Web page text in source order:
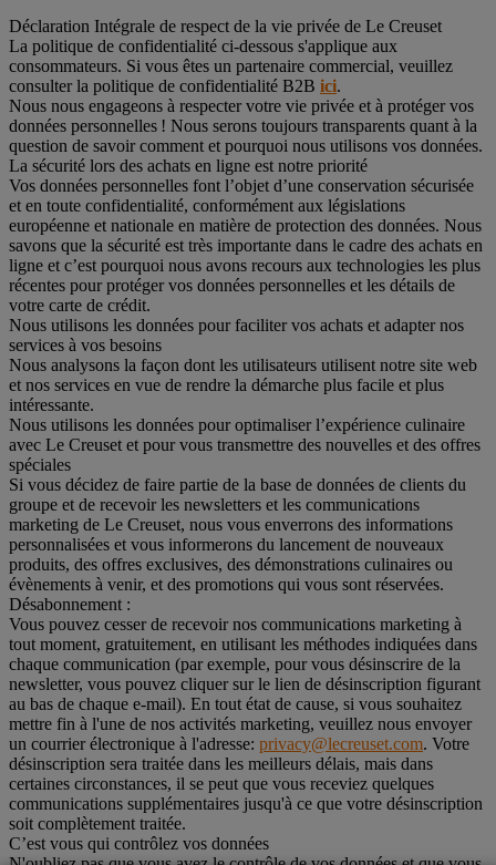
Déclaration Intégrale de respect de la vie privée de Le Creuset
La politique de confidentialité ci-dessous s'applique aux
consommateurs. Si vous êtes un partenaire commercial, veuillez
consulter la politique de confidentialité B2B ici.
Nous nous engageons à respecter votre vie privée et à protéger vos
données personnelles ! Nous serons toujours transparents quant à la
question de savoir comment et pourquoi nous utilisons vos données.
La sécurité lors des achats en ligne est notre priorité
Vos données personnelles font l’objet d’une conservation sécurisée
et en toute confidentialité, conformément aux législations
européenne et nationale en matière de protection des données. Nous
savons que la sécurité est très importante dans le cadre des achats en
ligne et c’est pourquoi nous avons recours aux technologies les plus
récentes pour protéger vos données personnelles et les détails de
votre carte de crédit.
Nous utilisons les données pour faciliter vos achats et adapter nos
services à vos besoins
Nous analysons la façon dont les utilisateurs utilisent notre site web
et nos services en vue de rendre la démarche plus facile et plus
intéressante.
Nous utilisons les données pour optimaliser l’expérience culinaire
avec Le Creuset et pour vous transmettre des nouvelles et des offres
spéciales
Si vous décidez de faire partie de la base de données de clients du
groupe et de recevoir les newsletters et les communications
marketing de Le Creuset, nous vous enverrons des informations
personnalisées et vous informerons du lancement de nouveaux
produits, des offres exclusives, des démonstrations culinaires ou
évènements à venir, et des promotions qui vous sont réservées.
Désabonnement :
Vous pouvez cesser de recevoir nos communications marketing à
tout moment, gratuitement, en utilisant les méthodes indiquées dans
chaque communication (par exemple, pour vous désinscrire de la
newsletter, vous pouvez cliquer sur le lien de désinscription figurant
au bas de chaque e-mail). En tout état de cause, si vous souhaitez
mettre fin à l'une de nos activités marketing, veuillez nous envoyer
un courrier électronique à l'adresse: privacy@lecreuset.com. Votre
désinscription sera traitée dans les meilleurs délais, mais dans
certaines circonstances, il se peut que vous receviez quelques
communications supplémentaires jusqu'à ce que votre désinscription
soit complètement traitée.
C’est vous qui contrôlez vos données